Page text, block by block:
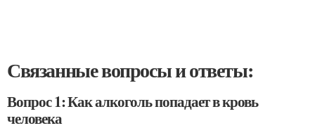
Связанные вопросы и ответы:
Вопрос 1: Как алкоголь попадает в кровь
человека